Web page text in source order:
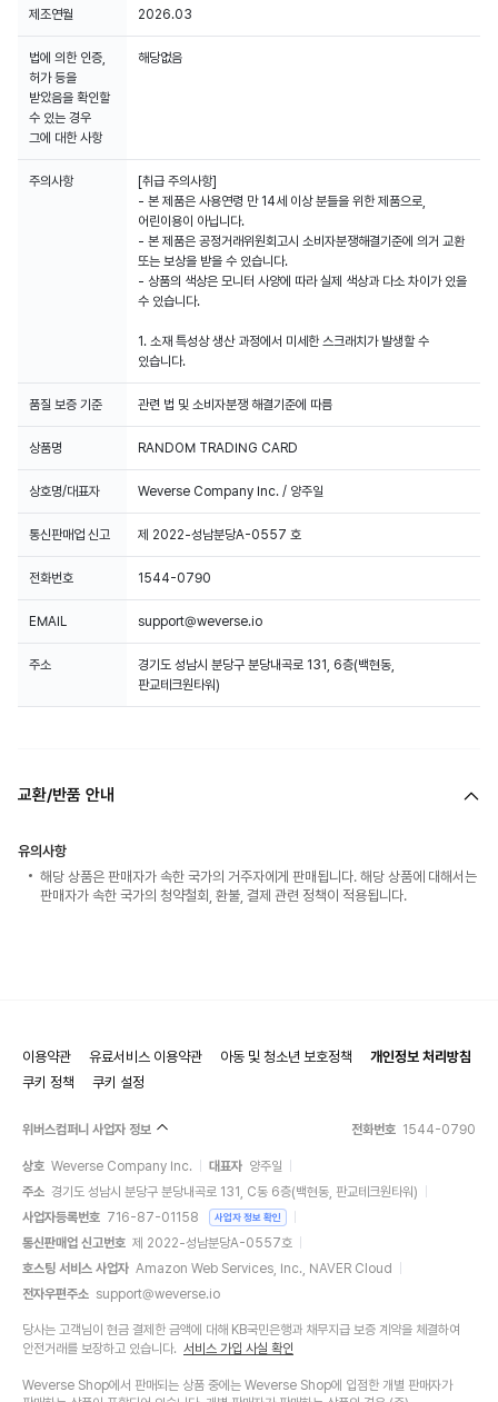
제조연월 2026.03
법에 의한 인증,
허가 등을
받았음을 확인할
수 있는 경우
그에 대한 사항
해당없음
주의사항
[취급 주의사항]
- 본 제품은 사용연령 만 14세 이상 분들을 위한 제품으로,
어린이용이 아닙니다.
- 본 제품은 공정거래위원회고시 소비자분쟁해결기준에 의거 교환
또는 보상을 받을 수 있습니다.
- 상품의 색상은 모니터 사양에 따라 실제 색상과 다소 차이가 있을
수 있습니다.
1. 소재 특성상 생산 과정에서 미세한 스크래치가 발생할 수
있습니다.
품질 보증 기준 관련 법 및 소비자분쟁 해결기준에 따름
상품명 RANDOM TRADING CARD
상호명/대표자 Weverse Company Inc. / 양주일
통신판매업 신고 제 2022-성남분당A-0557 호
전화번호 1544-0790
EMAIL support@weverse.io
주소
경기도 성남시 분당구 분당내곡로 131, 6층(백현동,
판교테크원타워)
교환/반품 안내
유의사항
해당 상품은 판매자가 속한 국가의 거주자에게 판매됩니다. 해당 상품에 대해서는
판매자가 속한 국가의 청약철회, 환불, 결제 관련 정책이 적용됩니다.
이용약관 유료서비스 이용약관 아동 및 청소년 보호정책
개인정보 처리방침
쿠키 정책
쿠키 설정
위버스컴퍼니 사업자 정보 전화번호 1544-0790
상호 Weverse Company Inc. 대표자 양주일
주소 경기도 성남시 분당구 분당내곡로 131, C동 6층(백현동, 판교테크원타워)
사업자등록번호 716-87-01158 사업자 정보 확인
통신판매업 신고번호 제 2022-성남분당A-0557호
호스팅 서비스 사업자 Amazon Web Services, Inc., NAVER Cloud
전자우편주소 support@weverse.io
당사는 고객님이 현금 결제한 금액에 대해 KB국민은행과 채무지급 보증 계약을 체결하여
안전거래를 보장하고 있습니다. 서비스 가입 사실 확인
Weverse Shop에서 판매되는 상품 중에는 Weverse Shop에 입점한 개별 판매자가